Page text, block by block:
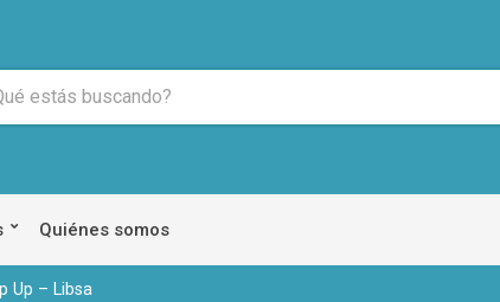
Quiénes somos
Up – Libsa